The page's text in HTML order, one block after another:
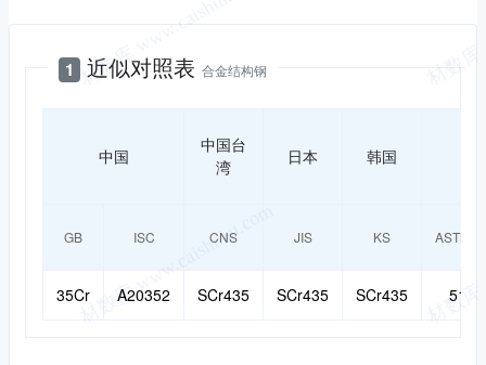
1 近似对照表 合金结构钢
中国
中国台
湾
日本 韩国
GB ISC CNS JIS KS ASTM/
35Cr A20352 SCr435 SCr435 SCr435 5135